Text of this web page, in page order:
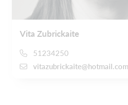
Vita Zubrickaite
51234250
vitazubrickaite@hotmail.com